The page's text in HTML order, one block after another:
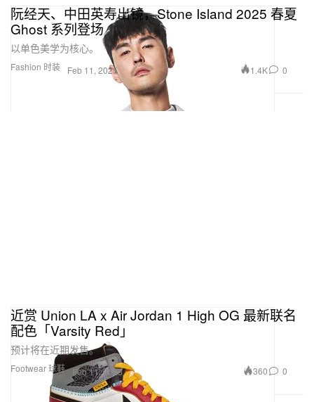
Fashion 时装
阮经天、中田英寿出镜，Stone Island 2025 春夏
Ghost 系列登场
以单色美学为核心。
Feb 11, 2025 1.4K 0
Footwear 球鞋
近赏 Union LA x Air Jordan 1 High OG 最新联名
配色「Varsity Red」
预计将在近期发售。
Feb 11, 2025 360 0